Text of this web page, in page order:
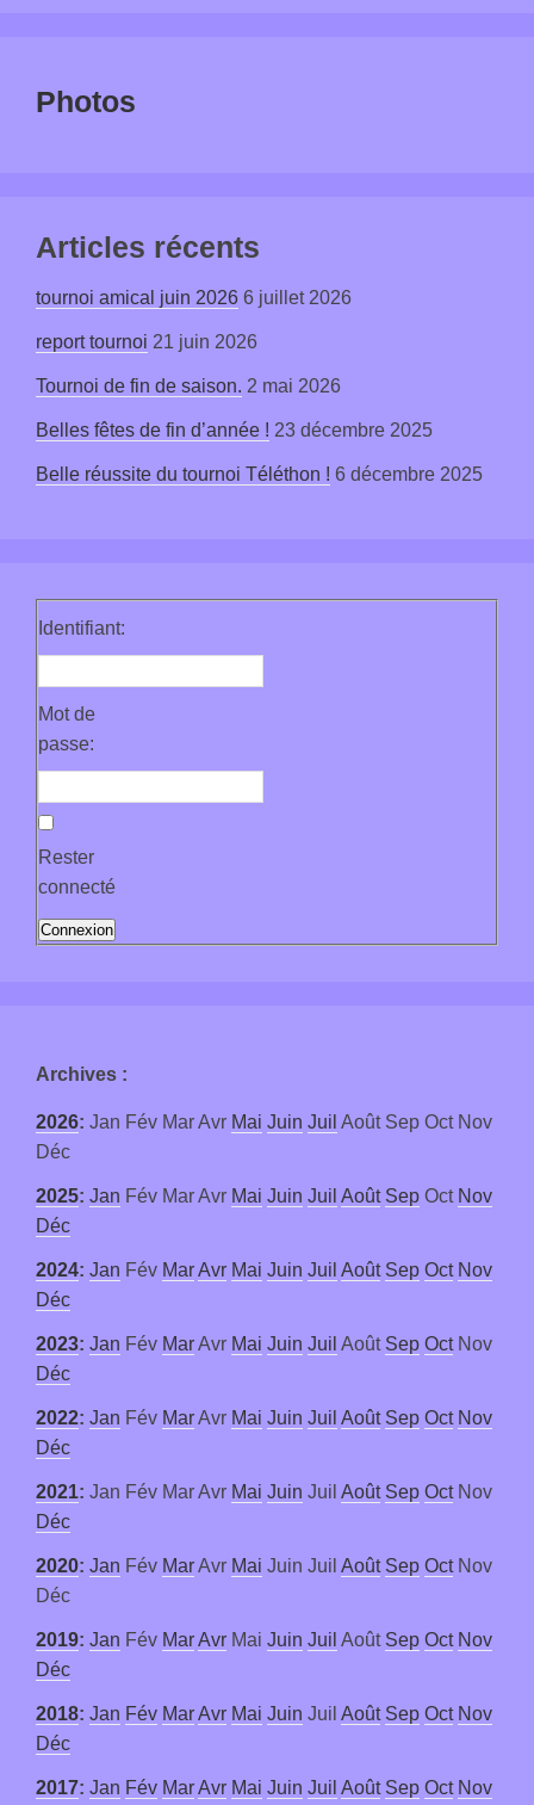
Photos
Articles récents
tournoi amical juin 2026 6 juillet 2026
report tournoi 21 juin 2026
Tournoi de fin de saison. 2 mai 2026
Belles fêtes de fin d’année ! 23 décembre 2025
Belle réussite du tournoi Téléthon ! 6 décembre 2025
Identifiant:
Mot de
passe:
Rester
connecté
Connexion
Archives :
2026: Jan Fév MarAvr Mai Juin Juil Août Sep Oct Nov
Déc
2025: Jan Fév MarAvr Mai Juin Juil Août Sep Oct Nov
Déc
2024: Jan Fév MarAvr Mai Juin Juil Août Sep Oct Nov
Déc
2023: Jan Fév MarAvr Mai Juin Juil Août Sep Oct Nov
Déc
2022: Jan Fév MarAvr Mai Juin Juil Août Sep Oct Nov
Déc
2021: Jan Fév MarAvr Mai Juin Juil Août Sep Oct Nov
Déc
2020: Jan Fév MarAvr Mai Juin Juil Août Sep Oct Nov
Déc
2019: Jan Fév MarAvr Mai Juin Juil Août Sep Oct Nov
Déc
2018: Jan Fév MarAvr Mai Juin Juil Août Sep Oct Nov
Déc
2017: Jan Fév MarAvr Mai Juin Juil Août Sep Oct Nov